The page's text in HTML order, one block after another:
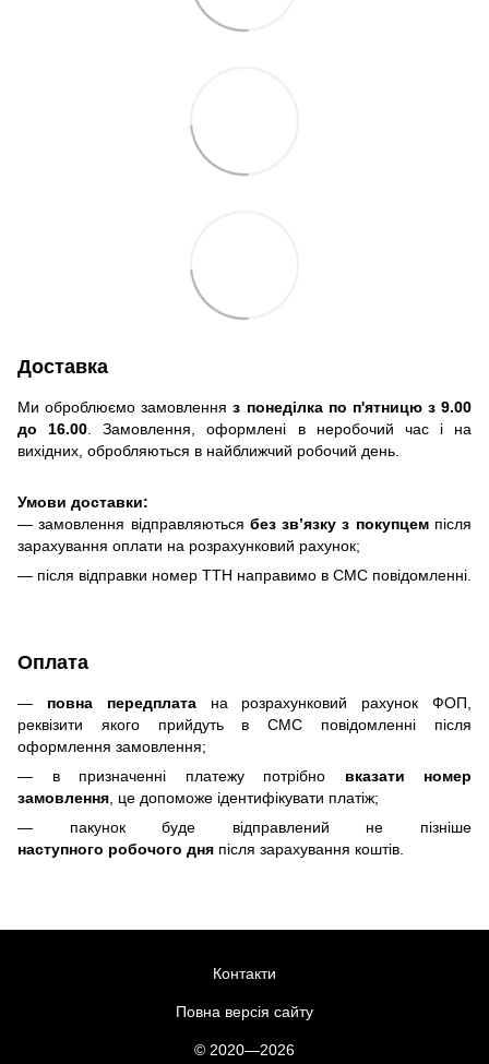
Доставка
Ми оброблюємо замовленняз понеділка по п'ятницю з 9.00
до 16.00. Замовлення, оформлені в неробочий час і на
вихідних, обробляються в найближчий робочий день.
Умови доставки:
— замовлення відправляються без зв’язку з покупцемпісля
зарахування оплати на розрахунковий рахунок;
— після відправки номер ТТН направимо в СМС повідомленні.
Оплата
— повна передплатана розрахунковий рахунок ФОП,
реквізити якого прийдуть в СМС повідомленні після
оформлення замовлення;
— в призначенні платежу потрібно вказати номер
замовлення, це допоможе ідентифікувати платіж;
— пакунок буде відправлений не пізніше
наступного робочого дня після зарахування коштів.
Контакти
Повна версія сайту
© 2020—2026